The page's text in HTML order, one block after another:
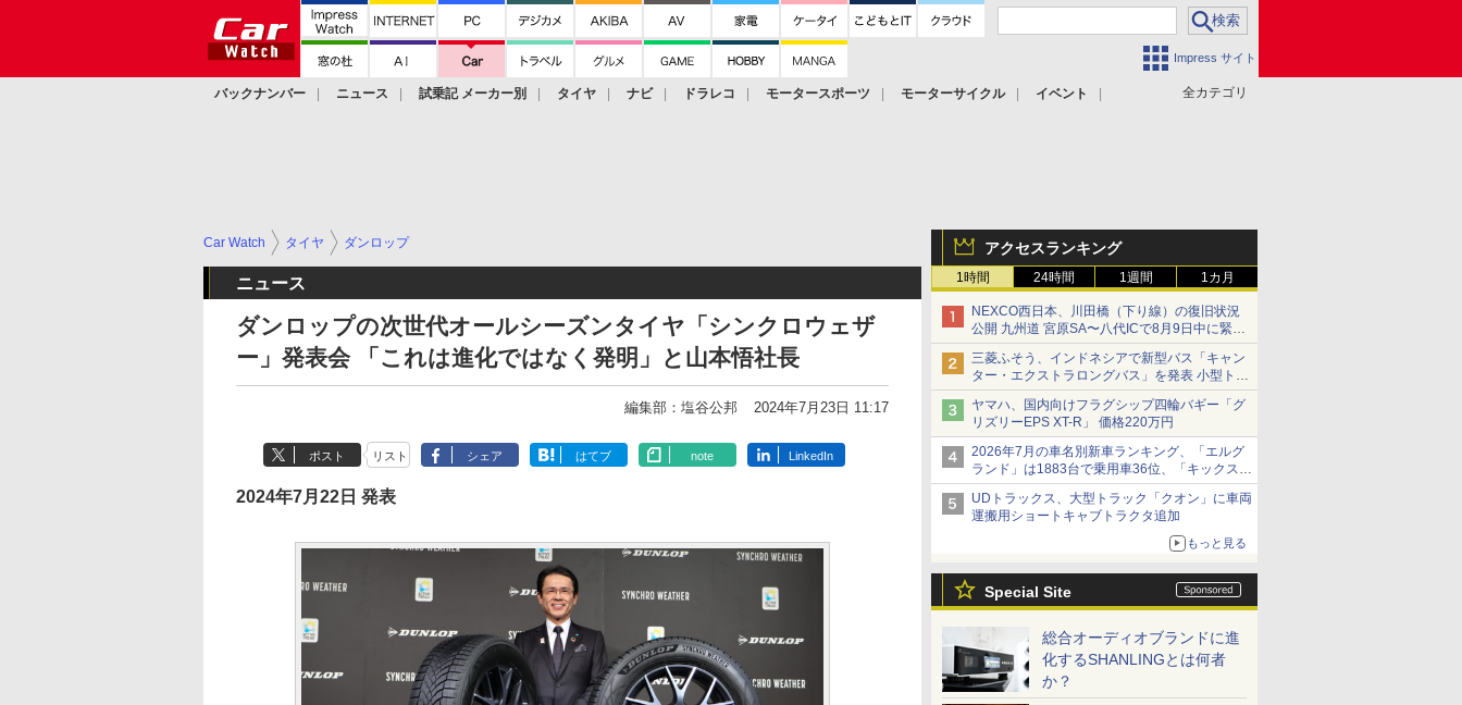
Impress サイト
全カテゴリ
バックナンバー ニュース 試乗記 メーカー別 タイヤ ナビ ドラレコ モータースポーツ モーターサイクル
イベント
アクセスランキング
1時間 24時間 1週間 1カ月
NEXCO西日本、川田橋（下り線）の復旧状況
公開 九州道 宮原SA〜八代ICで8月9日中に緊急
車両を通行可能に
三菱ふそう、インドネシアで新型バス「キャン
ター・エクストラロングバス」を発表 小型トラ
ックベースの観光・旅客輸送向けバス
ヤマハ、国内向けフラグシップ四輪バギー「グ
リズリーEPS XT-R」 価格220万円
2026年7月の車名別新車ランキング、「エルグ
ランド」は1883台で乗用車36位、「キックス」
は2591台で27位に
UDトラックス、大型トラック「クオン」に車両
運搬用ショートキャブトラクタ追加
もっと見る
Special Site
総合オーディオブランドに進
化するSHANLINGとは何者
か？
Car Watch タイヤ ダンロップ
ニュース
ダンロップの次世代オールシーズンタイヤ「シンクロウェザ
ー」発表会 「これは進化ではなく発明」と山本悟社長
編集部：塩谷公邦 2024年7月23日 11:17
ポスト リスト シェア はてブ note LinkedIn
2024年7月22日 発表